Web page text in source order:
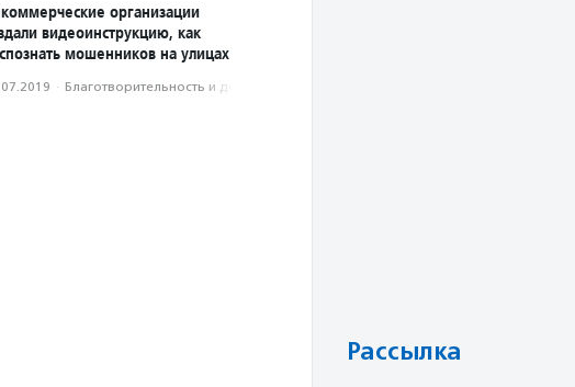
организации
видеоинструкцию, как
мошенников на улицах
· Благотвори­тель­ность и доброволь­чест­во
Рассылка